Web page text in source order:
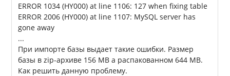
ERROR 1034 (HY000) at line 1106: 127 when fixing table
ERROR 2006 (HY000) at line 1107: MySQL server has
gone away
...
При импорте базы выдает такие ошибки. Размер
базы в zip-архиве 156 МВ а распакованном 644 МВ.
Как решить данную проблему.